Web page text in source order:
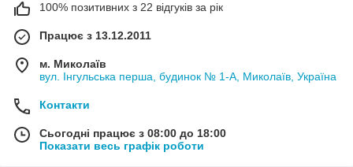
100% позитивних з 22 відгуків за рік
Працює з 13.12.2011
м. Миколаїв
вул. Інгульська перша, будинок № 1-А, Миколаїв, Україна
Контакти
Сьогодні працює з 08:00 до 18:00
Показати весь графік роботи